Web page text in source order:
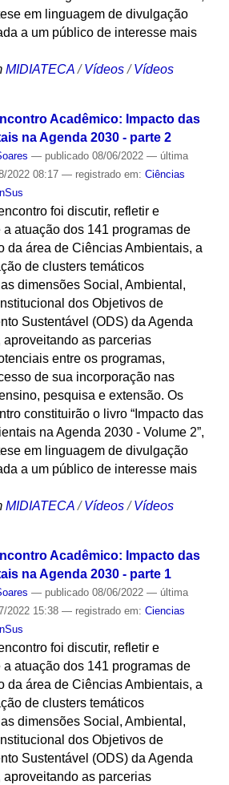
em linguagem de divulgação
a um público de interesse mais
MIDIATECA / Vídeos / Vídeos
Acadêmico: Impacto das
na Agenda 2030 - parte 2
— publicado08/06/2022 — última
2022 08:17 — registrado em: Ciências
foi discutir, refletir e
atuação dos 141 programas de
da área de Ciências Ambientais, a
de clusters temáticos
dimensões Social, Ambiental,
dos Objetivos de
Sustentável (ODS) da Agenda
aproveitando as parcerias
entre os programas,
de sua incorporação nas
pesquisa e extensão. Os
constituirão o livro “Impacto das
na Agenda 2030 - Volume 2”,
em linguagem de divulgação
a um público de interesse mais
MIDIATECA /Vídeos /Vídeos
Acadêmico: Impacto das
na Agenda 2030 - parte 1
— publicado08/06/2022 — última
2022 15:38 — registrado em: Ciencias
foi discutir, refletir e
atuação dos 141 programas de
da área de Ciências Ambientais, a
de clusters temáticos
dimensões Social, Ambiental,
dos Objetivos de
Sustentável (ODS) da Agenda
aproveitando as parcerias